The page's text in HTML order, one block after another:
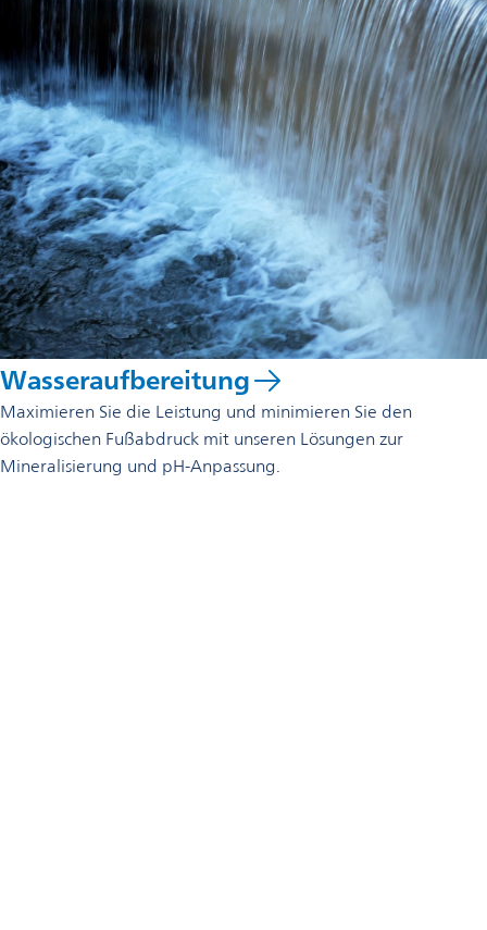
Wasseraufbereitung
Maximieren Sie die Leistung und minimieren Sie den
ökologischen Fußabdruck mit unseren Lösungen zur
Mineralisierung und pH-Anpassung.